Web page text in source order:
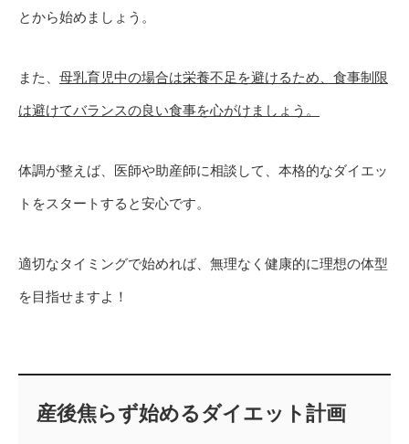
とから始めましょう。
また、 母乳育児中の場合は栄養不足を避けるため、食事制限
は避けてバランスの良い食事を心がけましょう。
体調が整えば、医師や助産師に相談して、本格的なダイエッ
トをスタートすると安心です。
適切なタイミングで始めれば、無理なく健康的に理想の体型
を目指せますよ！
産後焦らず始めるダイエット計画